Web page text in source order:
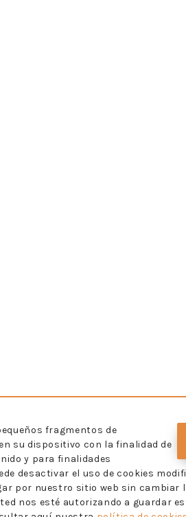
fragmentos de
su dispositivo con la finalidad de
y para finalidades
desactivar el uso de cookies
por nuestro sitio web sin cambiar
nos esté autorizando a guardar